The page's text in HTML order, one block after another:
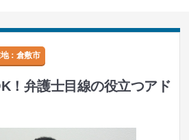
： 倉敷市
！弁護士目線の役立つアド